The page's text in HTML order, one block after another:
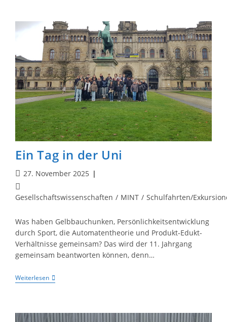
Mit
Der
Klasse
5a
Ein Tag in der Uni
Beitrag
veröffentlicht:
27. November 2025
Beitrags-
Kategorie:
Gesellschaftswissenschaften / MINT / Schulfahrten/
Was haben Gelbbauchunken, Persönlichkeitsentwicklung
durch Sport, die Automatentheorie und Produkt-Edukt-
Verhältnisse gemeinsam? Das wird der 11. Jahrgang
gemeinsam beantworten können, denn…
WeiterlesenEin
Tag